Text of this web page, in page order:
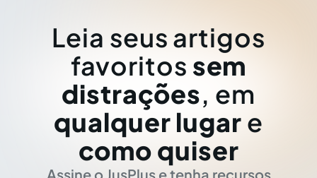
Leia seus artigos
favoritos sem
distrações, em
qualquer lugar e
como quiser
Assine o JusPlus e tenha recursos